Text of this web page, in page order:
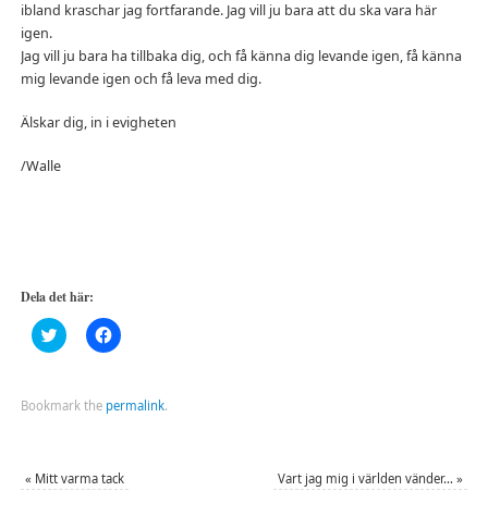
ibland kraschar jag fortfarande. Jag vill ju bara att du ska vara här
igen.
Jag vill ju bara ha tillbaka dig, och få känna dig levande igen, få känna
mig levande igen och få leva med dig.
Älskar dig, in i evigheten
/Walle
Dela det här:
Klicka
för
Twitter
(Öppnas
fönster)
Klicka
för
Facebook
(Öppnas
fönster)
Bookmark the permalink.
« Mitt varma tack Vart jag mig i världen vänder…»